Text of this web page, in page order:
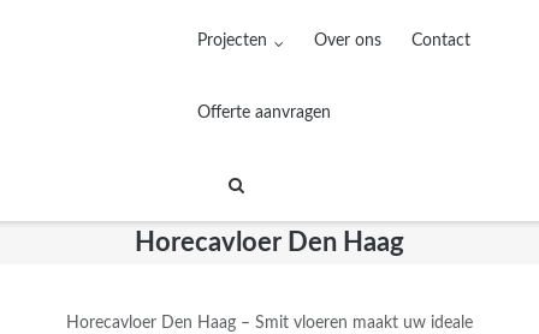
Projecten Over ons Contact
Offerte aanvragen
Horecavloer Den Haag
Horecavloer Den Haag – Smit vloeren maakt uw ideale